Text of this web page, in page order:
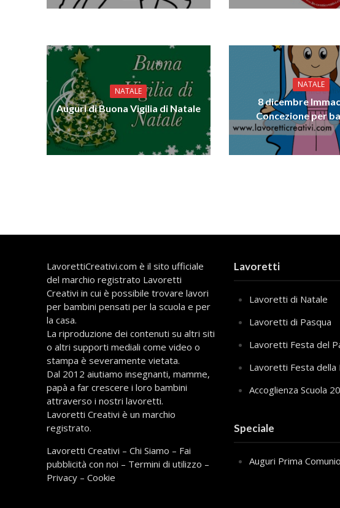
NATALE
Auguri di Buona Vigilia di Natale
NATALE
8 dicembre
Concezione per
LavorettiCreativi.com è il sito ufficiale
del marchio registrato Lavoretti
Creativi in cui è possibile trovare lavori
per bambini pensati per la scuola e per
la casa.
La riproduzione dei contenuti su altri siti
o altri supporti mediali come video o
stampa è severamente vietata.
Dal 2012 aiutiamo insegnanti, mamme,
papà a far crescere i loro bambini
attraverso i nostri lavoretti.
Lavoretti Creativi è un marchio
registrato.
Lavoretti Creativi – Chi Siamo – Fai
pubblicità con noi – Termini di utilizzo –
Privacy– Cookie
Lavoretti
Lavoretti di Natale
Lavoretti di Pasqua
Lavoretti Festa del
Lavoretti Festa della
Accoglienza Scuola
Speciale
Auguri Prima